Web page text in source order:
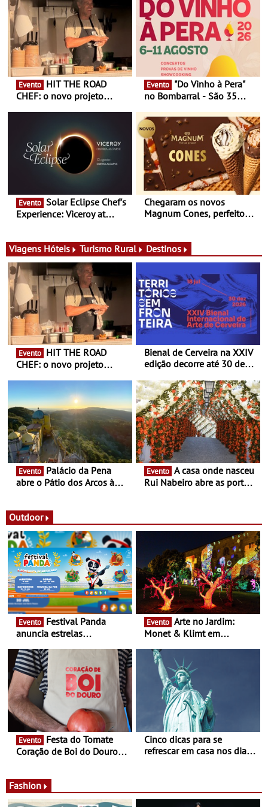
Evento
CHEF: o novo projeto
conceito gastronómico
itinerante que percorre
Portugal
Evento
no Bombarral - São 35
prova e seis dias de
experiências
Evento
Experience: Viceroy at
exclusiva
Chegaram os novos
Magnum Cones, perfeitos
Viagens Hóteis Turismo Rural Destinos
Evento
CHEF: o novo projeto
Queiroz Ribeiro - Um novo
conceito gastronómico
itinerante que percorre
Portugal
Bienal de Cerveira na XXIV
edição decorre até 30 de
enquanto “Territórios sem
Fronteira”
Evento
abre o Pátio dos Arcos à
Evento
Rui Nabeiro abre as portas
16 de agosto
Outdoor
Evento
anuncia estrelas
- Entre Junho e Julho pelo
país
Evento
Monet & Klimt em
ao final de Setembro -
Experiência luminosa no
jardim do Museu de
Alberto Sampaio
Evento
Coração de Boi do Douro -
Cinco dicas para se
refrescar em casa nos dias
Fashion